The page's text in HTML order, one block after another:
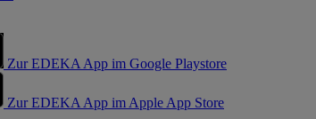
Zur EDEKA App im Google Playstore
Zur EDEKA App im Apple App Store